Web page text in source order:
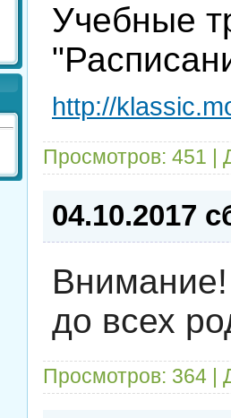
Учебные
http://
Просмотров: 451 |
04.10.2017
до всех
Просмотров: 364 |